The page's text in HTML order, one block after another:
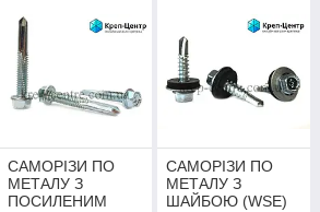
7504N
САМОРІЗИ ПО
МЕТАЛУ З
ПОСИЛЕНИМ
САМОРІЗИ ПО
МЕТАЛУ З
ШАЙБОЮ (WSE)